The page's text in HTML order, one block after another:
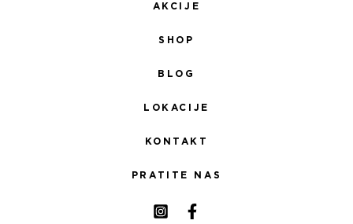
AKCIJE
SHOP
BLOG
LOKACIJE
KONTAKT
PRATITE NAS